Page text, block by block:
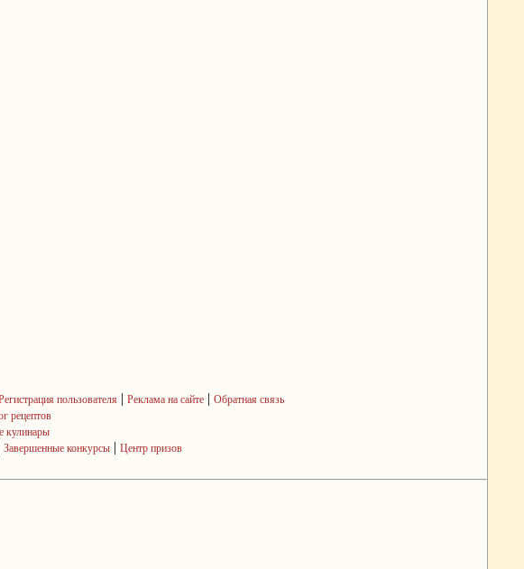
пользователя | Реклама на сайте| Обратная связь
рецептов
кулинары
Завершенные конкурсы | Центр призов